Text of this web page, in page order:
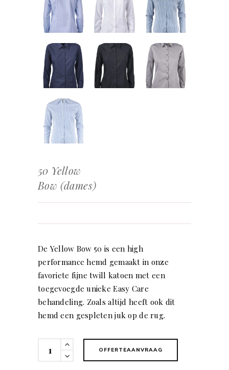
50 Yellow
Bow (dames)
De Yellow Bow 50 is een high
performance hemd gemaakt in onze
favoriete fijne twill katoen met een
toegevoegde unieke Easy Care
behandeling. Zoals altijd heeft ook dit
hemd een gespleten juk op de rug.
OFFERTEAANVRAAG